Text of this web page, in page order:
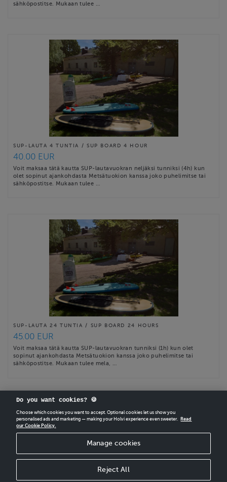
sähköpostitse. Mukaan tulee …
SUP-LAUTA 4 TUNTIA / SUP BOARD 4 HOUR
40.00 EUR
Voit maksaa tätä kautta SUP-lautavuokran neljäksi tunniksi (4h) kun
olet sopinut ajankohdasta Metsätuokion kanssa joko puhelimitse tai
sähköpostitse. Mukaan tulee …
SUP-LAUTA 24 TUNTIA / SUP BOARD 24 HOURS
45.00 EUR
Voit maksaa tätä kautta SUP-lautavuokran tunniksi (1h) kun olet
sopinut ajankohdasta Metsätuokion kanssa joko puhelimitse tai
sähköpostitse. Mukaan tulee mela, …
CREATEYOUR OWN HOLVI ONLINE STORE IN MINUTES.
Do you want cookies? 🍪
Choose which cookies you want to accept. Optional cookies let us show you
personalised ads and marketing — making your Holvi experience even sweeter.
Read
our Cookie Policy.
Manage cookies
Reject All